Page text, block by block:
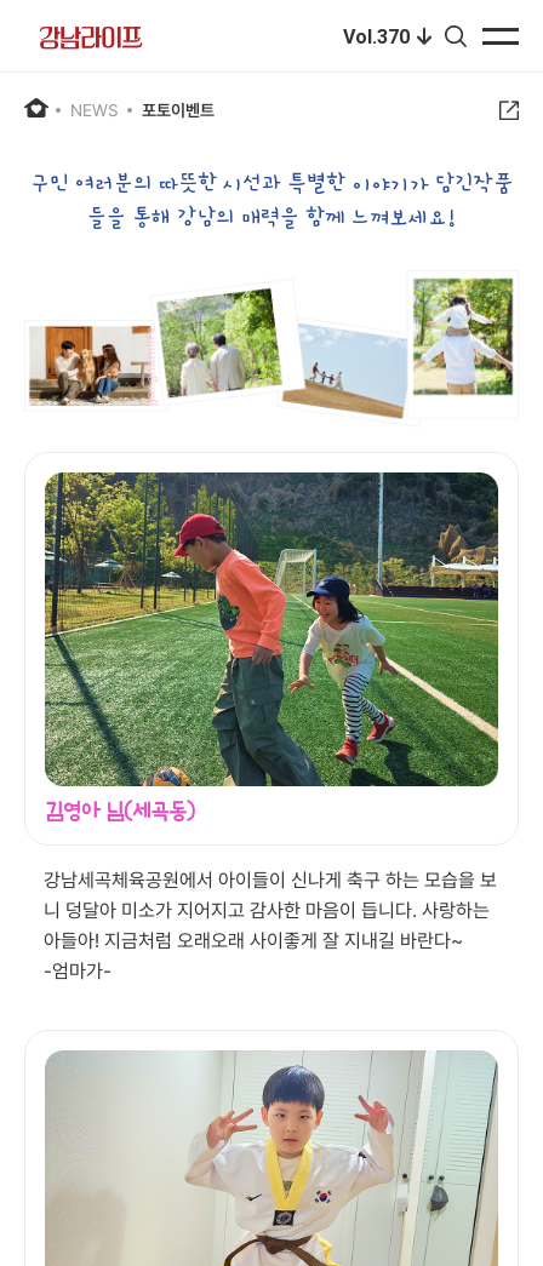
Vol.370
NEWS 포토이벤트
구민 여러분의 따뜻한 시선과 특별한 이야기가 담긴작품
들을 통해 강남의 매력을 함께 느껴보세요!
김영아 님(세곡동)
강남세곡체육공원에서 아이들이 신나게 축구 하는 모습을 보
니 덩달아 미소가 지어지고 감사한 마음이 듭니다. 사랑하는
아들아! 지금처럼 오래오래 사이좋게 잘 지내길 바란다~
-엄마가-